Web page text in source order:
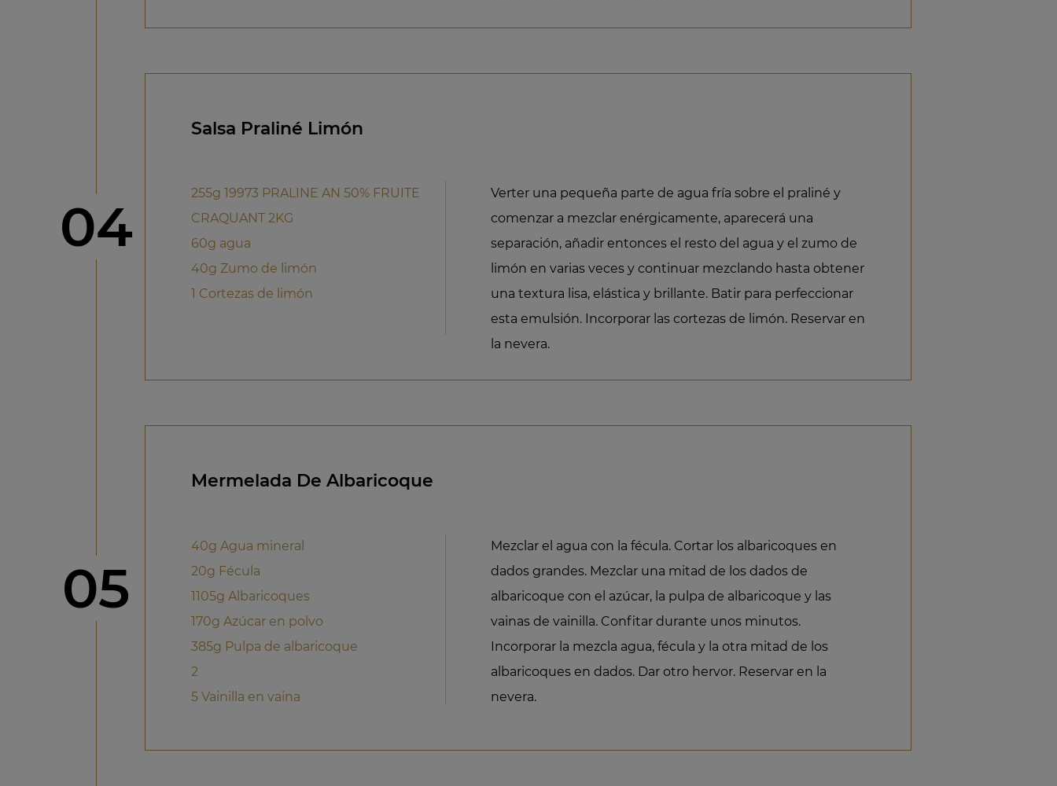
Paso
04
Salsa Praliné Limón
255g 19973 PRALINE AN 50% FRUITE
CRAQUANT 2KG
60g agua
40g Zumo de limón
1 Cortezas de limón
Verter una pequeña parte de agua fría sobre el praliné y
comenzar a mezclar enérgicamente, aparecerá una
separación, añadir entonces el resto del agua y el zumo de
limón en varias veces y continuar mezclando hasta obtener
una textura lisa, elástica y brillante. Batir para perfeccionar
esta emulsión. Incorporar las cortezas de limón. Reservar en
la nevera.
Paso
05
Mermelada De Albaricoque
40g Agua mineral
20g Fécula
1105g Albaricoques
170g Azúcar en polvo
385g Pulpa de albaricoque
2
5 Vainilla en vaina
Mezclar el agua con la fécula. Cortar los albaricoques en
dados grandes. Mezclar una mitad de los dados de
albaricoque con el azúcar, la pulpa de albaricoque y las
vainas de vainilla. Confitar durante unos minutos.
Incorporar la mezcla agua, fécula y la otra mitad de los
albaricoques en dados. Dar otro hervor. Reservar en la
nevera.